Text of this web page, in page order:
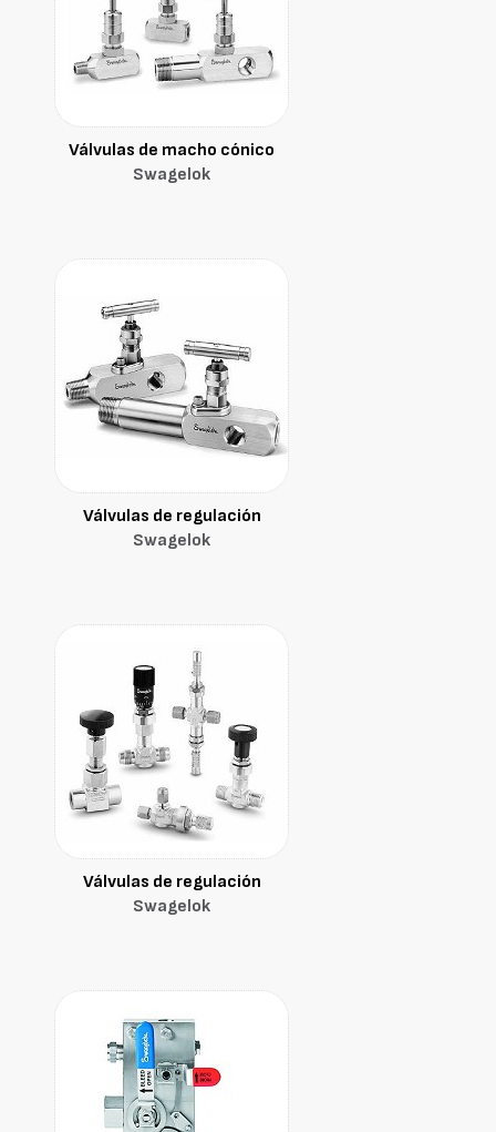
Válvulas de macho cónico
Swagelok
Válvulas de regulación
Swagelok
Válvulas de regulación
Swagelok